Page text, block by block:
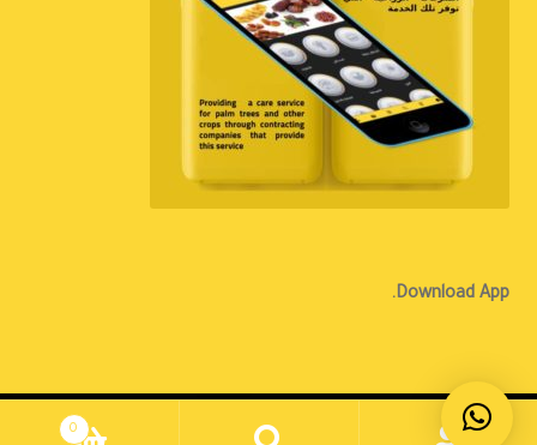
Download App.
0